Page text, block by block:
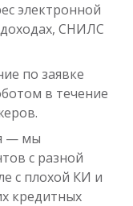
электронной
СНИЛС
по заявке
в течение
— мы
с разной
с плохой КИ и
кредитных